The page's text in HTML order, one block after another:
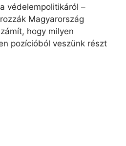
védelempolitikáról –
Magyarország
hogy milyen
pozícióból veszünk részt